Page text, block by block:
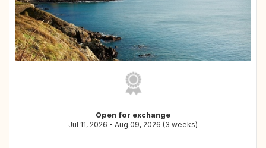
Open for exchange
Jul 11, 2026 - Aug 09, 2026 (3 weeks)